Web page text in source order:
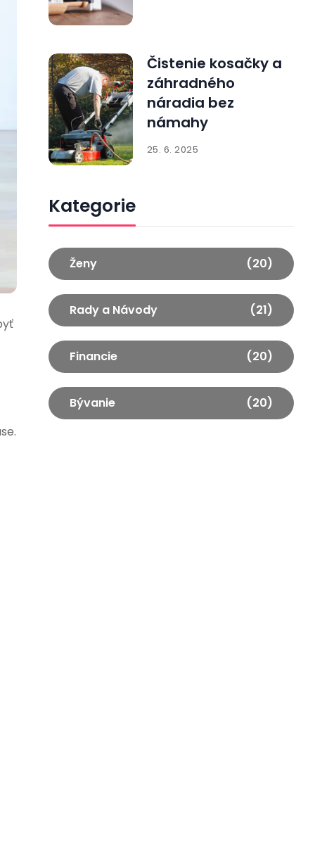
Čistenie kosačky a
záhradného
náradia bez
námahy
25. 6. 2025
Kategorie
Ženy (20)
Rady a Návody (21)
Financie (20)
Bývanie (20)